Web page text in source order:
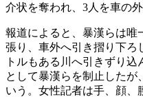
介状を奪われ、3人を車の
報道によると、暴漢らは唯
張り、車外へ引き摺り下ろ
トルもある川へ引きずり
として暴漢らを制止したが
いう。女性記者は手、顔、